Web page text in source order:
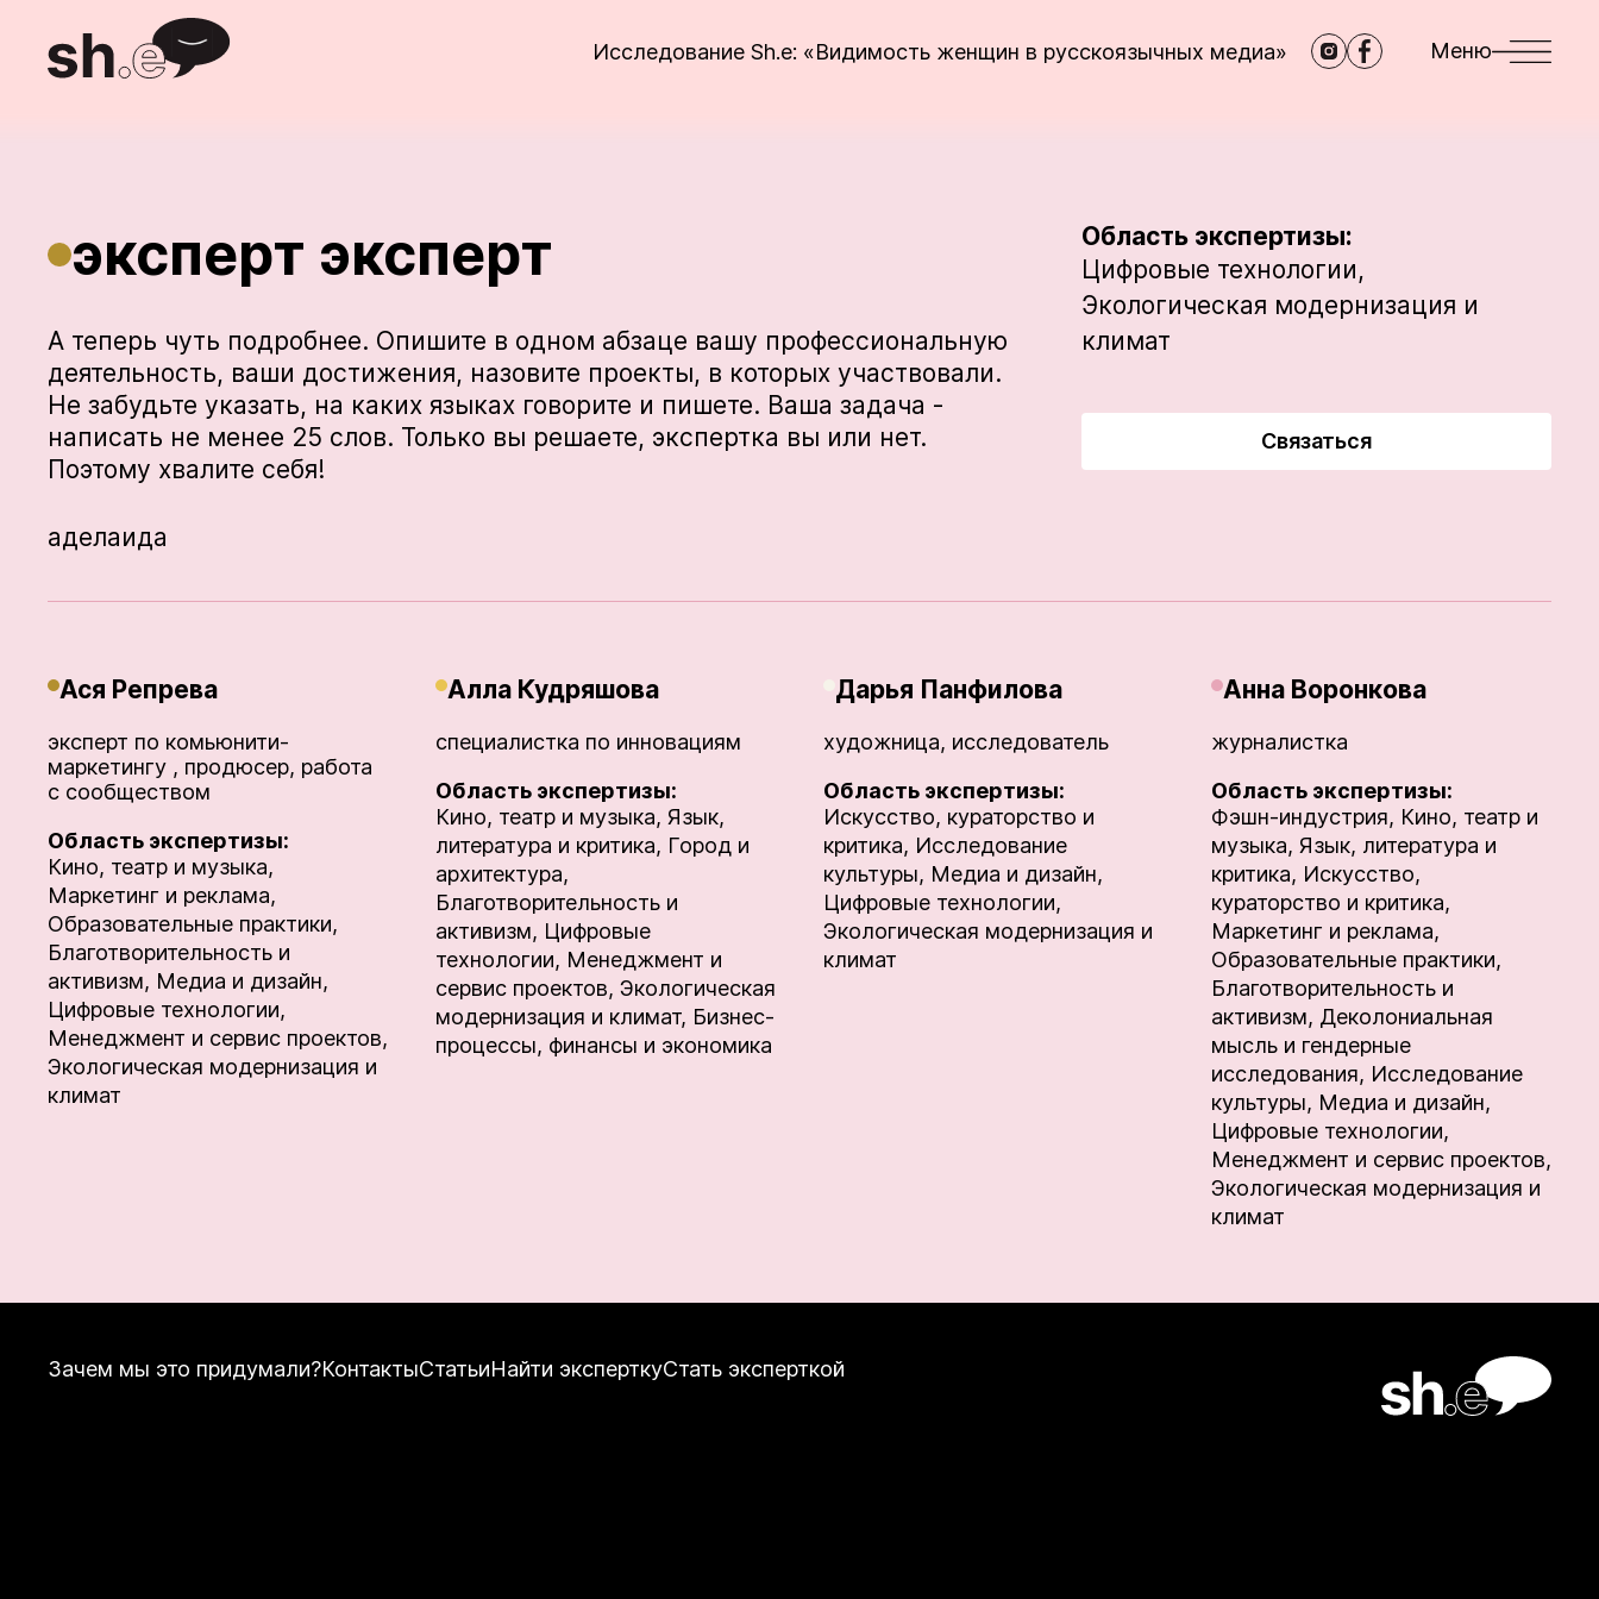
Исследование Sh.e: «Видимость женщин в русскоязычных медиа» Меню
эксперт эксперт
А теперь чуть подробнее. Опишите в одном абзаце вашу профессиональную
деятельность, ваши достижения, назовите проекты, в которых участвовали.
Не забудьте указать, на каких языках говорите и пишете. Ваша задача -
написать не менее 25 слов. Только вы решаете, экспертка вы или нет.
Поэтому хвалите себя!
аделаида
Область экспертизы:
Цифровые технологии,
Экологическая модернизация и
климат
Связаться
Ася Репрева
эксперт по комьюнити-
маркетингу , продюсер, работа
с сообществом
Область экспертизы:
Кино, театр и музыка,
Маркетинг и реклама,
Образовательные практики,
Благотворительность и
активизм, Медиа и дизайн,
Цифровые технологии,
Менеджмент и сервис проектов,
Экологическая модернизация и
климат
Алла Кудряшова
специалистка по инновациям
Область экспертизы:
Кино, театр и музыка, Язык,
литература и критика, Город и
архитектура,
Благотворительность и
активизм, Цифровые
технологии, Менеджмент и
сервис проектов, Экологическая
модернизация и климат, Бизнес-
процессы, финансы и экономика
Дарья Панфилова
художница, исследователь
Область экспертизы:
Искусство, кураторство и
критика, Исследование
культуры, Медиа и дизайн,
Цифровые технологии,
Экологическая модернизация и
климат
Анна Воронкова
журналистка
Область экспертизы:
Фэшн-индустрия, Кино, театр и
музыка, Язык, литература и
критика, Искусство,
кураторство и критика,
Маркетинг и реклама,
Образовательные практики,
Благотворительность и
активизм, Деколониальная
мысль и гендерные
исследования, Исследование
культуры, Медиа и дизайн,
Цифровые технологии,
Менеджмент и сервис проектов,
Экологическая модернизация и
климат
Зачем мы это придумали?КонтактыСтатьиНайти эксперткуСтать эксперткой